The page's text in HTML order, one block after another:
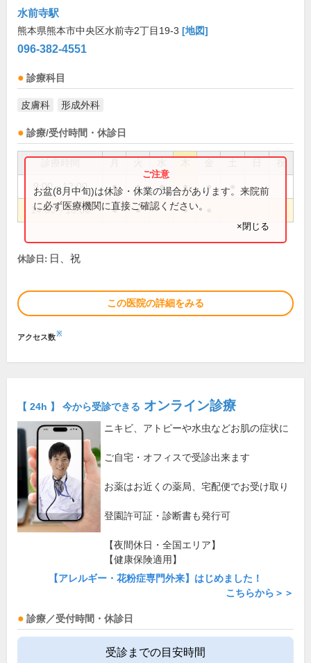
水前寺駅
熊本県熊本市中央区水前寺2丁目19-3 [地図]
096-382-4551
診療科目
皮膚科 形成外科
診療/受付時間・休診日
祝
9:00～12:00 ● ● ● ● ●
14:00～18:00 ● ● ●
お盆(8月中旬)は休診・休業の場合があります。来院前
に必ず医療機関に直接ご確認ください。
×閉じる
休診日: 日、祝
この医院の詳細をみる
アクセス数※
【 24h 】 今から受診できる オンライン診療
ニキビ、アトピーや水虫などお肌の症状に
ご自宅・オフィスで受診出来ます
お薬はお近くの薬局、宅配便でお受け取り
登園許可証・診断書も発行可
【夜間休日・全国エリア】
【健康保険適用】
【アレルギー・花粉症専門外来】はじめました！
こちらから＞＞
診療／受付時間・休診日
受診までの目安時間